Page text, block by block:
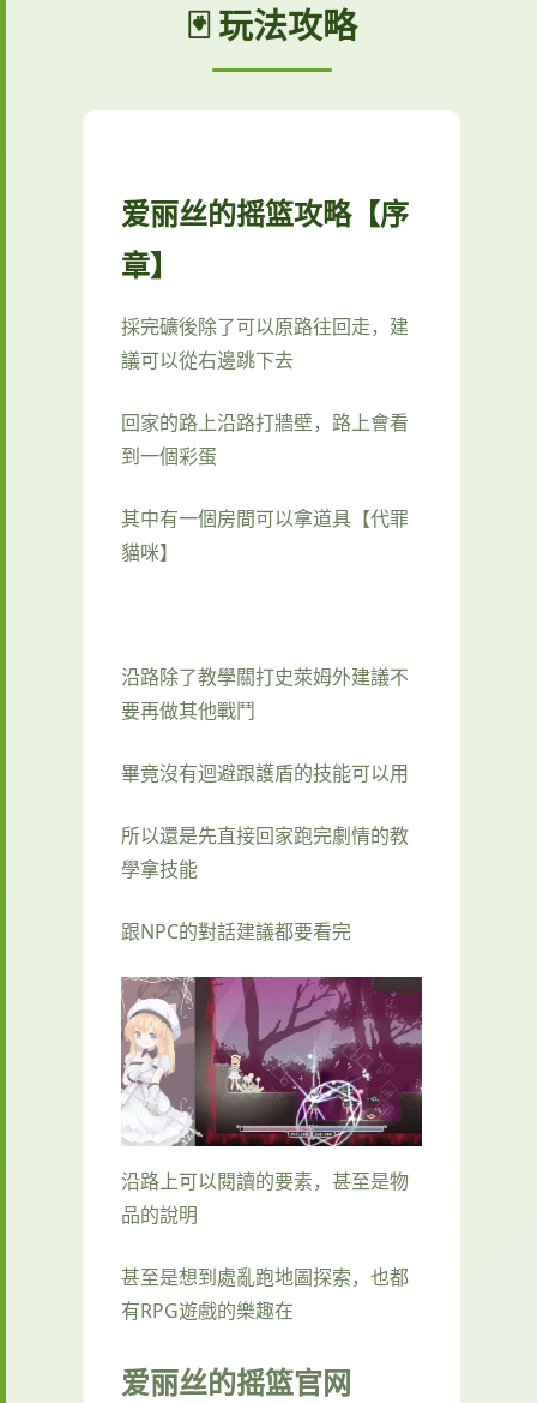
🃏 玩法攻略
爱丽丝的摇篮攻略【序
章】
採完礦後除了可以原路往回走，建
議可以從右邊跳下去
回家的路上沿路打牆壁，路上會看
到一個彩蛋
其中有一個房間可以拿道具【代罪
貓咪】
沿路除了教學關打史萊姆外建議不
要再做其他戰鬥
畢竟沒有迴避跟護盾的技能可以用
所以還是先直接回家跑完劇情的教
學拿技能
跟NPC的對話建議都要看完
沿路上可以閱讀的要素，甚至是物
品的說明
甚至是想到處亂跑地圖探索，也都
有RPG遊戲的樂趣在
爱丽丝的摇篮官网